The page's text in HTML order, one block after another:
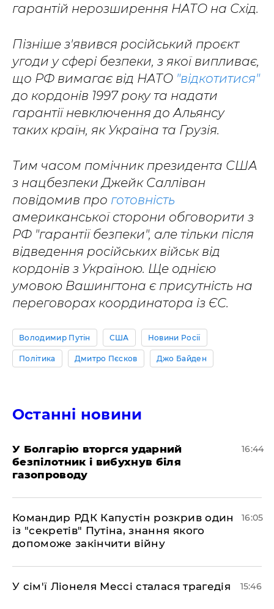
гарантій нерозширення НАТО на Схід.
Пізніше з'явився російський проєкт
угоди у сфері безпеки, з якої випливає,
що РФ вимагає від НАТО "відкотитися"
до кордонів 1997 року та надати
гарантії невключення до Альянсу
таких країн, як Україна та Грузія.
Тим часом помічник президента США
з нацбезпеки Джейк Салліван
повідомив про готовність
американської сторони обговорити з
РФ "гарантії безпеки", але тільки після
відведення російських військ від
кордонів з Україною. Ще однією
умовою Вашингтона є присутність на
переговорах координатора із ЄС.
Володимир Путін США Новини Росії
Політика Дмитро Пєсков Джо Байден
Останні новини
У Болгарію вторгся ударний
безпілотник і вибухнув біля
газопроводу
16:44
Командир РДК Капустін розкрив один
із "секретів" Путіна, знання якого
допоможе закінчити війну
16:05
У сім'ї Ліонеля Мессі сталася трагедія 15:46